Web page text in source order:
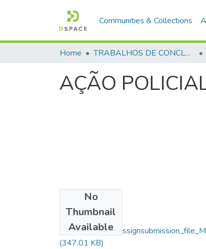
Communities & Collections
Home TRABALHOS DE CONCLUSÃO DE CURSO - CFP (CURSO DE FORMAÇÃO DE PRAÇAS)
AÇÃO
No
Thumbnail
Available
Muniz Fernandes
(347.01 KB)